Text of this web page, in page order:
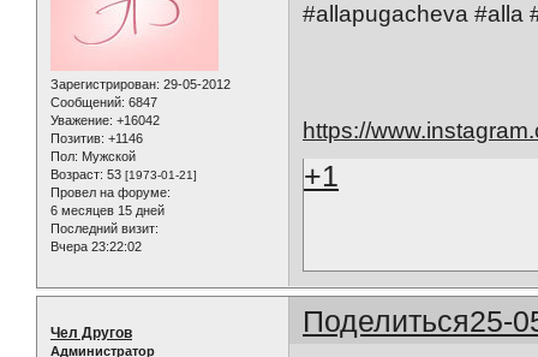
Зарегистрирован: 29-05-2012
Сообщений: 6847
Уважение: +16042
Позитив: +1146
Пол: Мужской
Возраст: 53 [1973-01-21]
Провел на форуме:
6 месяцев 15 дней
Последний визит:
Вчера 23:22:02
#allapugacheva #alla
https://
+1
Поделиться25-
Чел Другов
Администратор